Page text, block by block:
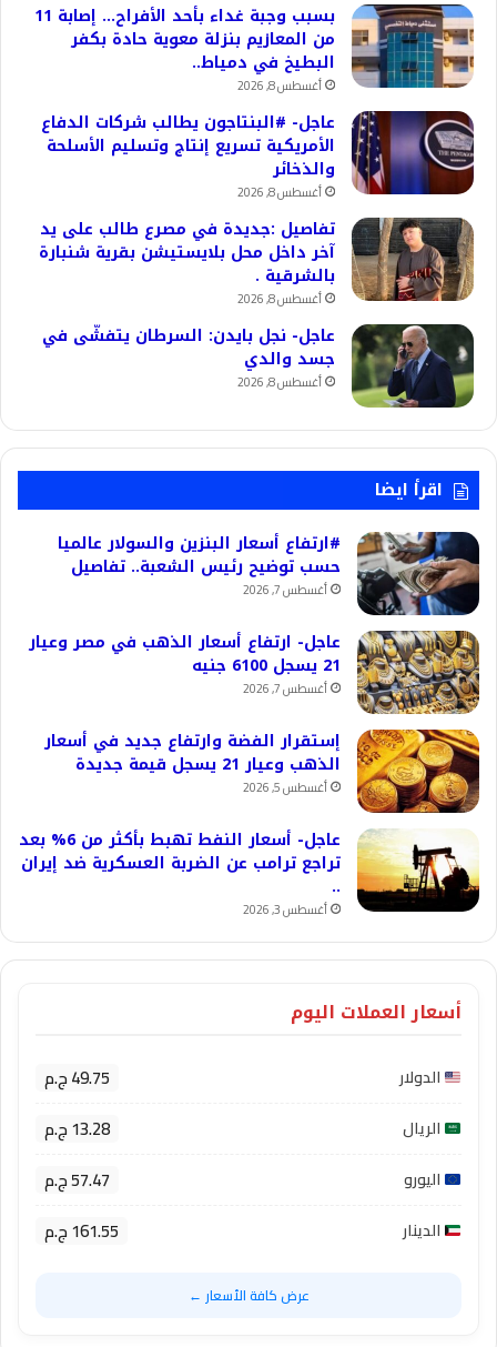
بسبب وجبة غداء بأحد الأفراح… إصابة 11
من المعازيم بنزلة معوية حادة بكفر
البطيخ في دمياط..
أغسطس 8, 2026
عاجل- #البنتاجون يطالب شركات الدفاع
الأمريكية تسريع إنتاج وتسليم الأسلحة
والذخائر
أغسطس 8, 2026
تفاصيل :جديدة في مصرع طالب على يد
آخر داخل محل بلايستيشن بقرية شنبارة
بالشرقية .
أغسطس 8, 2026
عاجل- نجل بايدن: السرطان يتفشّى في
جسد والدي
أغسطس 8, 2026
اقرأ ايضا
#ارتفاع أسعار البنزين والسولار عالميا
حسب توضيح رئيس الشعبة.. تفاصيل
أغسطس 7, 2026
عاجل- ارتفاع أسعار الذهب في مصر وعيار
21 يسجل 6100 جنيه
أغسطس 7, 2026
إستقرار الفضة وارتفاع جديد في أسعار
الذهب وعيار 21 يسجل قيمة جديدة
أغسطس 5, 2026
عاجل- أسعار النفط تهبط بأكثر من 6% بعد
تراجع ترامب عن الضربة العسكرية ضد إيران
..
أغسطس 3, 2026
أسعار العملات اليوم
الدولار 49.75 ج.م
الريال 13.28 ج.م
اليورو 57.47 ج.م
الدينار 161.55 ج.م
عرض كافة الأسعار ←